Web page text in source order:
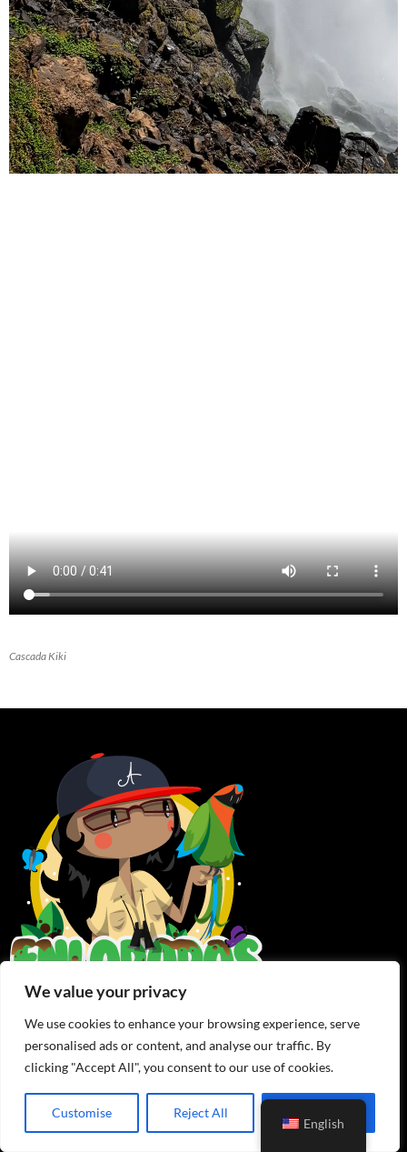
We value your privacy
We use cookies to enhance your browsing experience, serve
personalised ads or content, and analyse our traffic. By
clicking "Accept All", you consent to our use of cookies.
Customise Reject All
Cascada Kiki
Back to the Temple: Monkey Falls, Colón Province
English